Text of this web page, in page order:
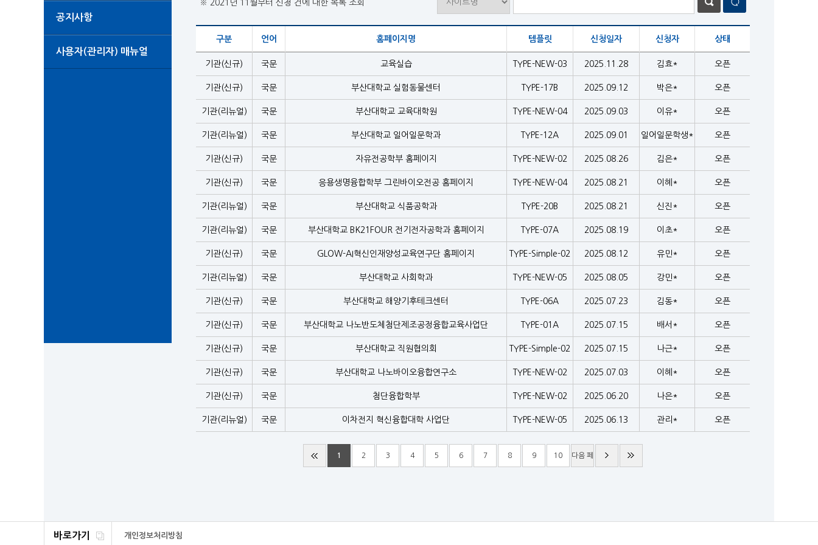
공지사항
사용자(관리자) 매뉴얼
※ 2021년 11월부터 신청 건에 대한 목록 조회
구분 언어 홈페이지명 템플릿 신청일자 신청자 상태
기관(신규) 국문 교육실습 TYPE-NEW-03 2025.11.28 김효* 오픈
기관(신규) 국문 부산대학교 실험동물센터 TYPE-17B 2025.09.12 박은* 오픈
기관(리뉴얼) 국문 부산대학교 교육대학원 TYPE-NEW-04 2025.09.03 이유* 오픈
기관(리뉴얼) 국문 부산대학교 일어일문학과 TYPE-12A 2025.09.01 일어일문학생* 오픈
기관(신규) 국문 자유전공학부 홈페이지 TYPE-NEW-02 2025.08.26 김은* 오픈
기관(신규) 국문 응용생명융합학부 그린바이오전공 홈페이지 TYPE-NEW-04 2025.08.21 이혜* 오픈
기관(리뉴얼) 국문 부산대학교 식품공학과 TYPE-20B 2025.08.21 신진* 오픈
기관(리뉴얼) 국문 부산대학교 BK21FOUR 전기전자공학과 홈페이지 TYPE-07A 2025.08.19 이초* 오픈
기관(신규) 국문 GLOW-AI혁신인재양성교육연구단 홈페이지 TYPE-Simple-02 2025.08.12 유민* 오픈
기관(리뉴얼) 국문 부산대학교 사회학과 TYPE-NEW-05 2025.08.05 강민* 오픈
기관(신규) 국문 부산대학교 해양기후테크센터 TYPE-06A 2025.07.23 김동* 오픈
기관(신규) 국문 부산대학교 나노반도체첨단제조공정융합교육사업단 TYPE-01A 2025.07.15 배서* 오픈
기관(신규) 국문 부산대학교 직원협의회 TYPE-Simple-02 2025.07.15 나근* 오픈
기관(신규) 국문 부산대학교 나노바이오융합연구소 TYPE-NEW-02 2025.07.03 이혜* 오픈
기관(신규) 국문 첨단융합학부 TYPE-NEW-02 2025.06.20 나은* 오픈
기관(리뉴얼) 국문 이차전지 혁신융합대학 사업단 TYPE-NEW-05 2025.06.13 관리* 오픈
1 2 3 4 5 6 7 8 9 10 다음 페
바로가기 개인정보처리방침